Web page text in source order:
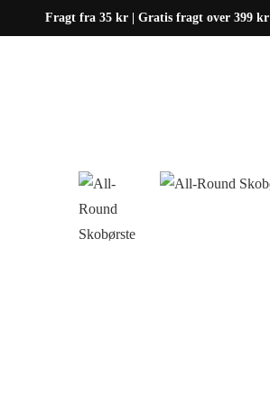
Fragt fra 35 kr | Gratis fragt over 399 kr